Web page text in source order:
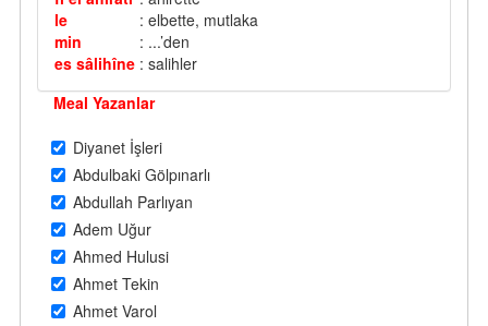
le
: elbette, mutlaka
min
: ...’den
es sâlihîne : salihler
Meal Yazanlar
Diyanet İşleri
Abdulbaki Gölpınarlı
Abdullah Parlıyan
Adem Uğur
Ahmed Hulusi
Ahmet Tekin
Ahmet Varol